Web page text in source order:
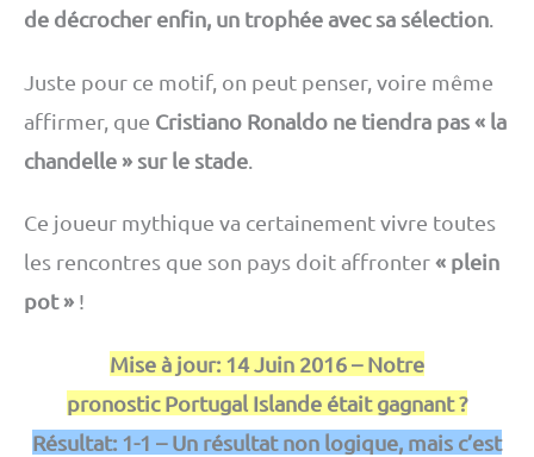
de décrocher enfin, un trophée avec sa sélection
Juste pour ce motif, on peut penser, voire même
affirmer, que Cristiano Ronaldo ne tiendra pas « la
chandelle » sur le stade
Ce joueur mythique va certainement vivre toutes
les rencontres que son pays doit affronter« plein
pot » !
Mise à jour: 14 Juin 2016 – Notre
pronostic Portugal Islande était gagnant ?
Résultat: 1-1 – Un résultat non logique, mais c’est